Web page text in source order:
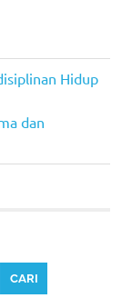
Hidup
dan
CARI